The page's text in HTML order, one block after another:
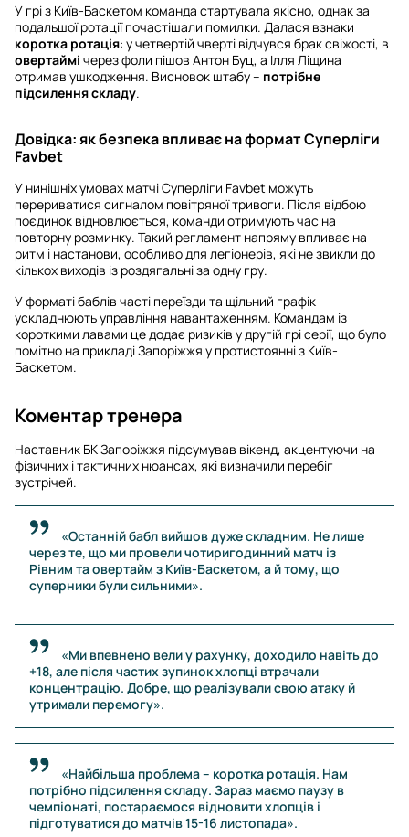
У грі з Київ-Баскетом команда стартувала якісно, однак за
подальшої ротації почастішали помилки. Далася взнаки
коротка ротація: у четвертій чверті відчувся брак свіжості, в
овертаймі через фоли пішов Антон Буц, а Ілля Ліщина
отримав ушкодження. Висновок штабу – потрібне
підсилення складу.
Довідка: як безпека впливає на формат Суперліги
Favbet
У нинішніх умовах матчі Суперліги Favbet можуть
перериватися сигналом повітряної тривоги. Після відбою
поєдинок відновлюється, команди отримують час на
повторну розминку. Такий регламент напряму впливає на
ритм і настанови, особливо для легіонерів, які не звикли до
кількох виходів із роздягальні за одну гру.
У форматі баблів часті переїзди та щільний графік
ускладнюють управління навантаженням. Командам із
короткими лавами це додає ризиків у другій грі серії, що було
помітно на прикладі Запоріжжя у протистоянні з Київ-
Баскетом.
Коментар тренера
Наставник БК Запоріжжя підсумував вікенд, акцентуючи на
фізичних і тактичних нюансах, які визначили перебіг
зустрічей.
«Останній бабл вийшов дуже складним. Не лише
через те, що ми провели чотиригодинний матч із
Рівним та овертайм з Київ-Баскетом, а й тому, що
суперники були сильними».
«Ми впевнено вели у рахунку, доходило навіть до
+18, але після частих зупинок хлопці втрачали
концентрацію. Добре, що реалізували свою атаку й
утримали перемогу».
«Найбільша проблема – коротка ротація. Нам
потрібно підсилення складу. Зараз маємо паузу в
чемпіонаті, постараємося відновити хлопців і
підготуватися до матчів 15-16 листопада».